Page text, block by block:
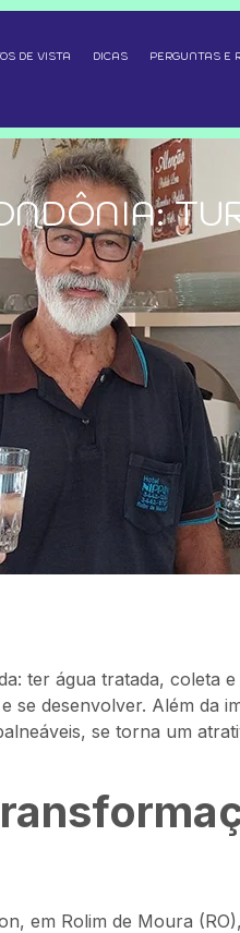
DE VISTA DICAS PERGUNTAS E
ter água tratada, coleta
se desenvolver. Além da
se torna um
em Rolim de Moura